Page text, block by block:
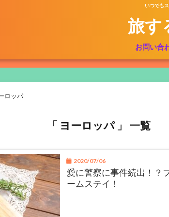
いつでも
旅す
お問い合
ロッパ
「 ヨーロッパ 」 一覧
2020/07/06
愛に警察に事件続出！
ームステイ！